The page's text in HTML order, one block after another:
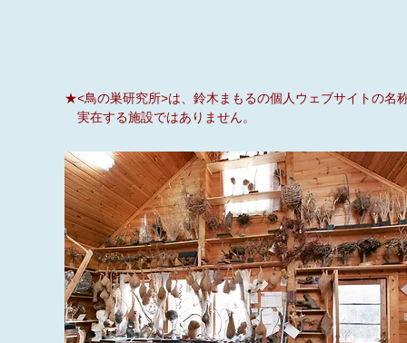
★<鳥の巣研究所>は、鈴木まもるの個人ウェブサイトの名
実在する施設ではありません。